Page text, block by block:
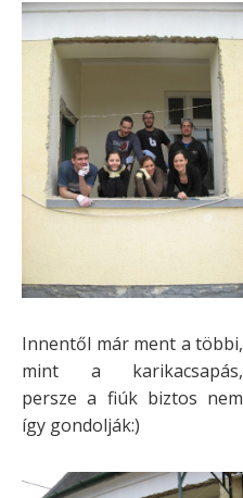
Innentől már ment a többi,
mint a karikacsapás,
persze a fiúk biztos nem
így gondolják:)